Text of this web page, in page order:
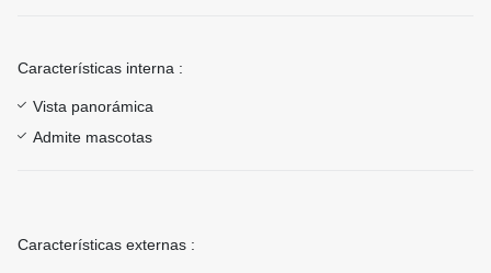
Características interna :
Vista panorámica
Admite mascotas
Características externas :